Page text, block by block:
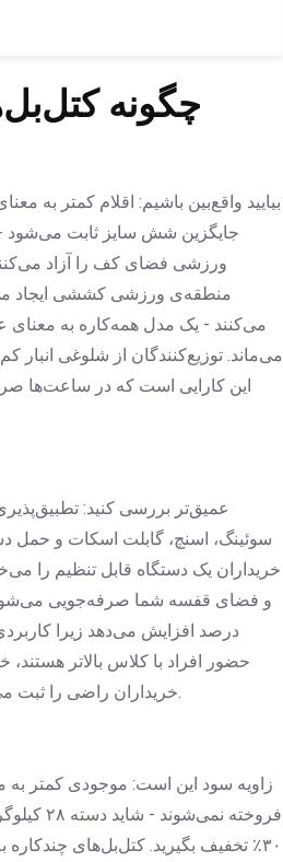
چگونه
جایگزین شش سایز ثابت می‌شود -
منطقه‌ی ورزشی کششی ایجاد
می‌ماند. توزیع‌کنندگان از شلوغی
این کارایی است که در ساعت‌ها
عمیق‌تر بررسی کنید:
سوئینگ، اسنچ، گابلت اسکات و حمل
خریداران یک دستگاه قابل تنظیم را
درصد افزایش می‌دهد زیرا
حضور افراد با کلاس بالاتر
خریداران راضی را ثبت می‌کنند. این موجودی است که برای آنها کار می‌کند و خودش را برای شما می‌فروشد.
زاویه سود این است: موجودی کمتر به
فروخته
۳۰٪ تخفیف بگیرید. کتل‌بل‌های